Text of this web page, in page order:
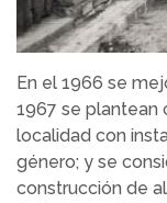
En el 1966 se
1967 se plantean
localidad con
género; y se
construcción de